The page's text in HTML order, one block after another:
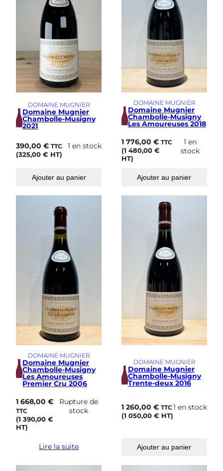
DOMAINE MUGNIER
Domaine Mugnier
Chambolle-Musigny
2021
390,00€ TTC
(325,00€ HT)
1 en stock
Ajouter au panier
DOMAINE MUGNIER
Domaine Mugnier
Chambolle-Musigny
Les Amoureuses 2018
1 776,00 € TTC
(1 480,00 €
HT)
1 en
stock
Ajouter au panier
DOMAINE MUGNIER
Domaine Mugnier
Chambolle-Musigny
Les Amoureuses
Premier Cru 2006
1 668,00€
TTC
(1 390,00€
HT)
Rupture de
stock
Lire la suite
DOMAINE MUGNIER
Domaine Mugnier
Chambolle-Musigny
Trente-deux 2016
1 260,00 € TTC
(1 050,00 €HT)
1 en stock
Ajouter au panier